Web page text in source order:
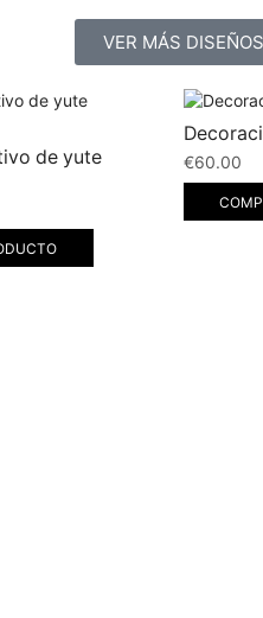
VER MÁS
de yute
€60.00